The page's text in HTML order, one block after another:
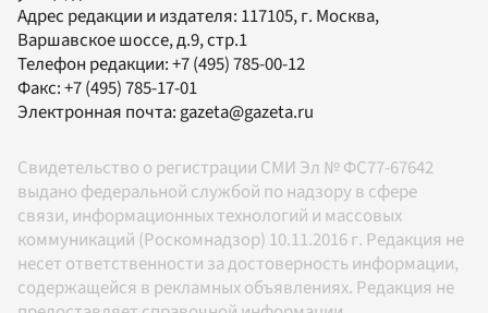
Адрес редакции и издателя: 117105, г. Москва,
Варшавское шоссе, д.9, стр.1
Телефон редакции:+7 (495) 785-00-12
Факс:+7 (495) 785-17-01
Электронная почта:gazeta@gazeta.ru
Свидетельство о регистрации СМИ Эл № ФС77-67642
выдано федеральной службой по надзору в сфере
связи, информационных технологий и массовых
коммуникаций (Роскомнадзор) 10.11.2016 г. Редакция не
несет ответственности за достоверность информации,
содержащейся в рекламных объявлениях. Редакция не